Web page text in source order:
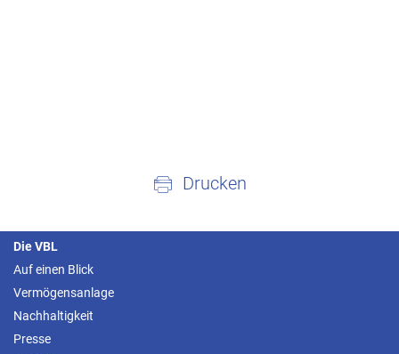
Drucken
Die VBL
Auf einen Blick
Vermögensanlage
Nachhaltigkeit
Presse